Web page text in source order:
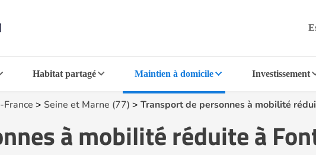
Habitat partagé Maintien à domicile Investissement
> Seine et Marne (77) > Transport de personnes à mobilité
à mobilité réduite à